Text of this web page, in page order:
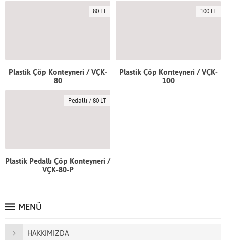
80 LT
Plastik Çöp Konteyneri / VÇK-
80
100 LT
Plastik Çöp Konteyneri / VÇK-
100
Pedallı / 80 LT
Plastik Pedallı Çöp Konteyneri /
VÇK-80-P
MENÜ
HAKKIMIZDA